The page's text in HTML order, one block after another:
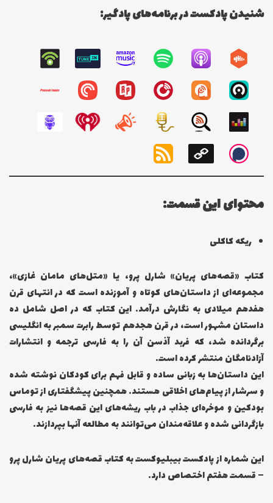
شنیدن پادکست در برنامه‌های پادگیر:
محتوای این قسمت:
ریکه کاکلی
کتاب «قصه‌های پریان» شارل پرو، یا «متل‌های مامان غازی»،
مجموعه‌ای از داستان‌های کوتاه و آموزنده است که در انتهای قرن
هفدهم میلادی به نگارش درآمد. این کتاب که در اصل شامل ده
داستان مشهور است، در قرن هجدهم توسط رابرت سمبر به انگلیسی
برگردانده شد، که فربد آذسن آن را به فارسی ترجمه و انتشارات
آزادنامگان منتشر کرده است.
این داستان‌ها به زبانی ساده و قابل فهم برای کودکان نوشته شده
و سرشار از پیام‌های اخلاقی هستند. همچنین پیشگفتاری از توماس
بودکین و موخره‌ای جذاب در باب ریشه‌های این قصه‌ها نیز به فارسی
بازگردانی شده و علاقه‌مندان می‌توانند به مطالعه آنها بپردازند.
این شماره از پادکست بیبلیوکست به کتاب قصه‌های پریان شارل پرو
– قسمت هفتم اختصاص دارد.